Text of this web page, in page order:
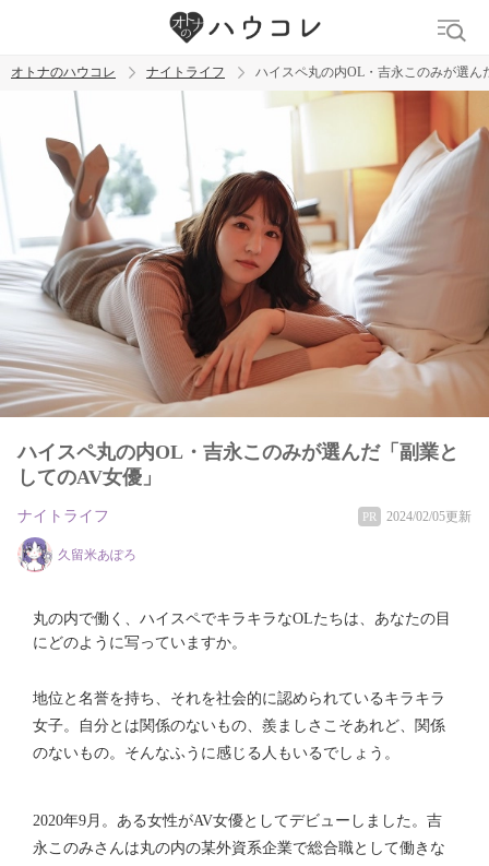
トレンド ワード
ラブグッズ 吸うやつ
オトナのハウコレ ナイトライフ ハイスペ丸の内OL・吉永このみが選ん
ハイスペ丸の内OL・吉永このみが選んだ「副業と
してのAV女優」
ナイトライフ PR 2024/02/05更新
久留米あぽろ
丸の内で働く、ハイスペでキラキラなOLたちは、あなたの目
にどのように写っていますか。
地位と名誉を持ち、それを社会的に認められているキラキラ
女子。自分とは関係のないもの、羨ましさこそあれど、関係
のないもの。そんなふうに感じる人もいるでしょう。
2020年9月。ある女性がAV女優としてデビューしました。吉
永このみさんは丸の内の某外資系企業で総合職として働きな